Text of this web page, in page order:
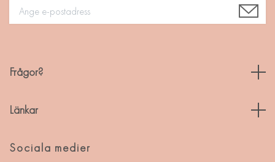
Frågor?
Länkar
Sociala medier